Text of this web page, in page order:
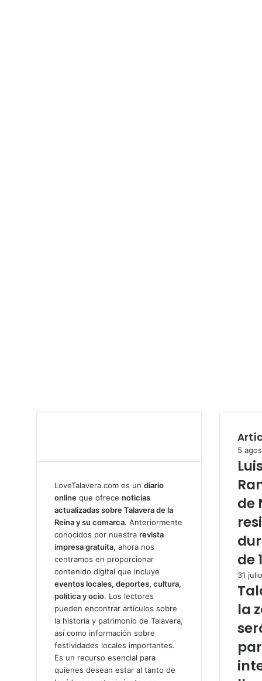
LoveTalavera.com es un diario
online que ofrece noticias
actualizadas sobre Talavera de la
Reina y su comarca. Anteriormente
conocidos por nuestra revista
impresa gratuita, ahora nos
centramos en proporcionar
contenido digital que incluye
eventos locales, deportes, cultura,
política y ocio. Los lectores
pueden encontrar artículos sobre
la historia y patrimonio de Talavera,
así como información sobre
festividades locales importantes.
Es un recurso esencial para
quienes desean estar al tanto de
5
de
de
31
la